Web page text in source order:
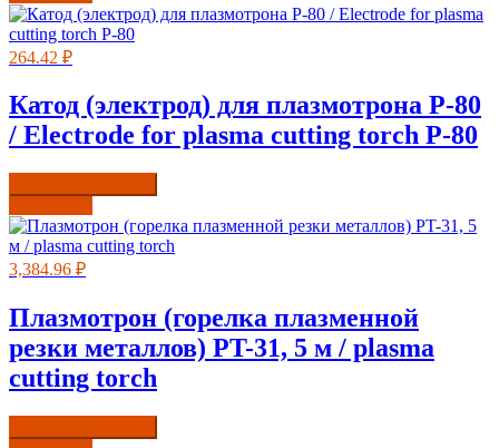
264.42 ₽
Катод (электрод) для плазмотрона P-80
/ Electrode for plasma cutting torch P-80
3,384.96 ₽
Плазмотрон (горелка плазменной
резки металлов) PT-31, 5 м / plasma
cutting torch